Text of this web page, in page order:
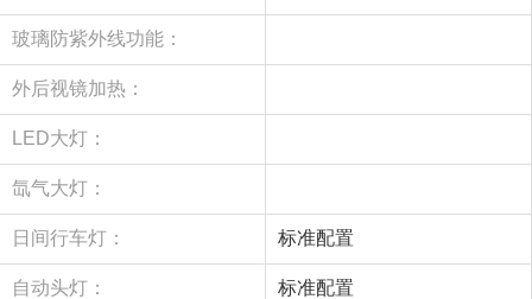
玻璃防紫外线功能：
外后视镜加热：
LED大灯：
氙气大灯：
日间行车灯： 标准配置
自动头灯： 标准配置